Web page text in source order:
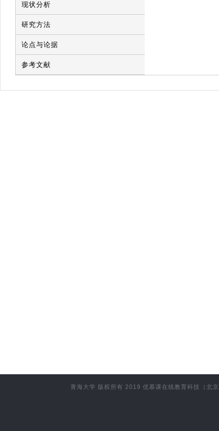
现状分析
研究方法
论点与论据
参考文献
青海大学 版权所有 2019优慕课在线教育科技（北